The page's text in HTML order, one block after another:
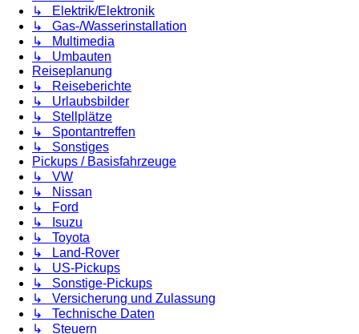
↳ Elektrik/Elektronik
↳ Gas-/Wasserinstallation
↳ Multimedia
↳ Umbauten
Reiseplanung
↳ Reiseberichte
↳ Urlaubsbilder
↳ Stellplätze
↳ Spontantreffen
↳ Sonstiges
Pickups / Basisfahrzeuge
↳ VW
↳ Nissan
↳ Ford
↳ Isuzu
↳ Toyota
↳ Land-Rover
↳ US-Pickups
↳ Sonstige-Pickups
↳ Versicherung und Zulassung
↳ Technische Daten
↳ Steuern